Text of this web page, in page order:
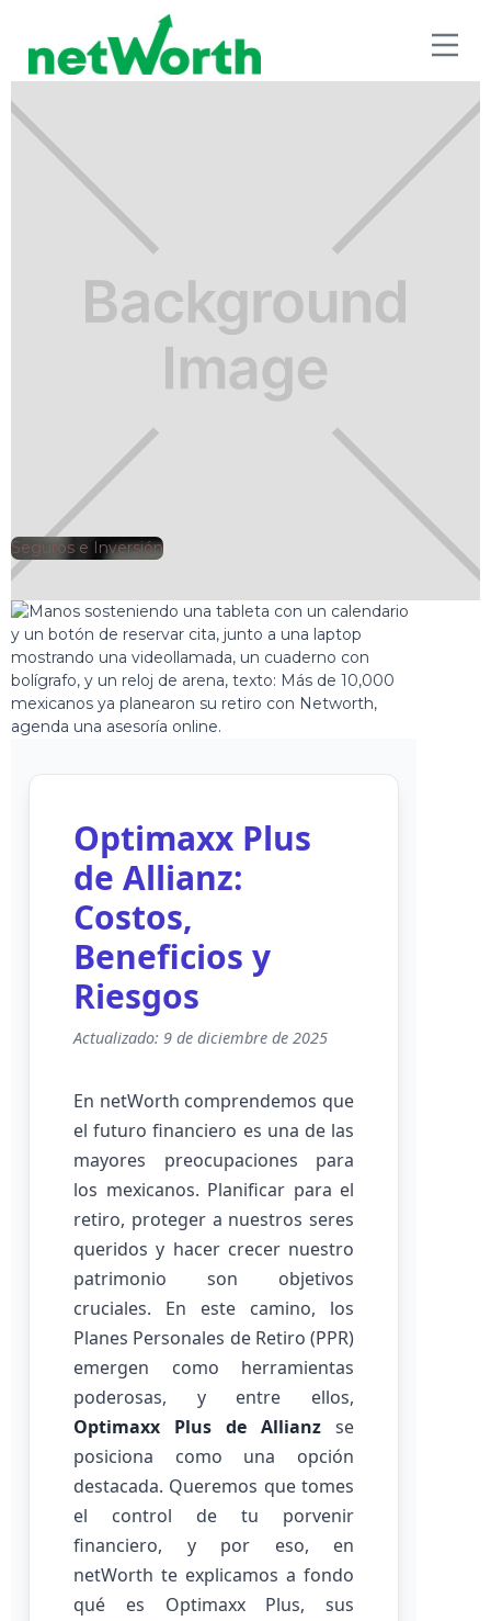
SEGUROS E INVERSIÓN
Jorge Gutiérrez
Seguros e Inversión
Optimaxx Plus
de Allianz:
Costos,
Beneficios y
Riesgos
Actualizado: 9 de diciembre de 2025
En netWorth comprendemos que
el futuro financiero es una de las
mayores preocupaciones para
los mexicanos. Planificar para el
retiro, proteger a nuestros seres
queridos y hacer crecer nuestro
patrimonio son objetivos
cruciales. En este camino, los
Planes Personales de Retiro (PPR)
emergen como herramientas
poderosas, y entre ellos,
Optimaxx Plus de Allianz se
posiciona como una opción
destacada. Queremos que tomes
el control de tu porvenir
financiero, y por eso, en
netWorth te explicamos a fondo
qué es Optimaxx Plus, sus